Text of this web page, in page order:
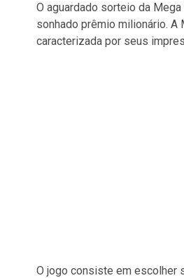
O aguardado sorteio da
sonhado prêmio milionário.
caracterizada por seus
O jogo consiste em escolher